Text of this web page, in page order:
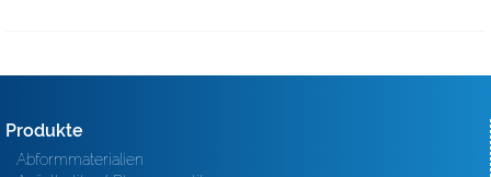
Produkte
Abformmaterialien